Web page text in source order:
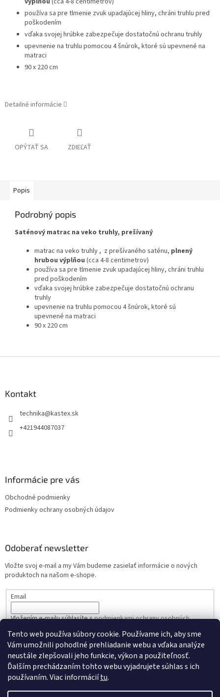
Tento web používa súbory cookie. Používame ich, aby sme
Vám umožnili pohodlné prehliadanie webu a vďaka analýze
neustále zlepšovali jeho funkcie, výkon a použiteľnosť.
Ďalším prechádzaním tohto webu vyjadrujete súhlas s ich
používaním. Viac informáciítu.
používa sa pre tlmenie zvuk upadajúcej hliny, chráni truhlu pred
poškodením
vďaka svojej hrúbke zabezpečuje dostatočnú ochranu truhly
upevnenie na truhlu pomocou 4 šnúrok, ktoré sú upevnené na
matraci
90 x 220 cm
Detailné informácie
OPÝTAŤ SA ZDIEĽAŤ
Popis
Podrobný popis
Saténový matrac na veko truhly, prešívaný
matrac na veko truhly , z prešívaného saténu, plnený
hrubou výplňou (cca 4-8 centimetrov)
používa sa pre tlmenie zvuk upadajúcej hliny, chráni truhlu
pred poškodením
vďaka svojej hrúbke zabezpečuje dostatočnú ochranu
truhly
upevnenie na truhlu pomocou 4 šnúrok, ktoré sú
upevnené na matraci
90 x 220 cm
Kontakt
technika@kastex.sk
+421944087037
Informácie pre vás
Obchodné podmienky
Podmienky ochrany osobných údajov
Odoberať newsletter
Vložte svoj e-mail a my Vám budeme zasielať informácie o nových
produktoch na našom e-shope.
Email
Vložením e-mailu súhlasíte spodmienkami ochrany osobných
PRIHLÁSIŤ SA
Vytvoril Shoptet